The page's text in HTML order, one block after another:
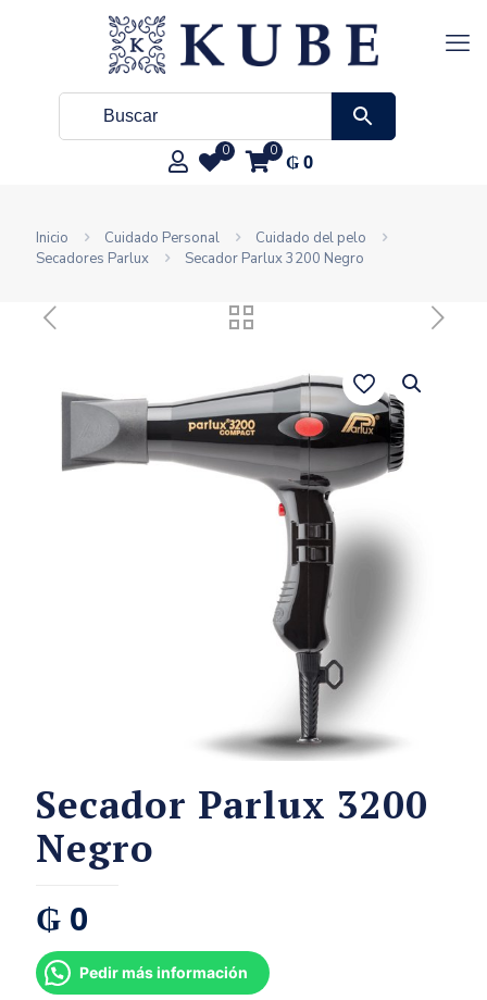
0 0 ₲0
Inicio Cuidado Personal
Cuidado del pelo
Secadores Parlux
Secador Parlux 3200 Negro
Secador Parlux 3200
Negro
₲ 0
Pedir más información